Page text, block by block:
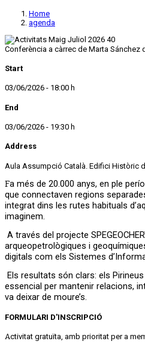
Home
agenda
Conferència a càrrec de Marta Sánchez
Start
03/06/2026 - 18:00 h
End
03/06/2026 - 19:30 h
Address
Aula Assumpció Català. Edifici Històric
Fa més de 20.000 anys, en ple període glacial, els grups humans que habitaven l’àrea pirinenca es desplaçaven de manera contínua per aquest espai, establint xarxes de comunicació, mobilitat i intercanvi
que connectaven regions
integrat dins les rutes habituals
imaginem.
A través del projecte
arqueopetrològiques i
digitals com els Sistemes
Els resultats són clars: els
essencial per mantenir relacions,
va deixar de moure’s.
FORMULARI D'INSCRIPCIÓ
Activitat gratuïta, amb prioritat per a